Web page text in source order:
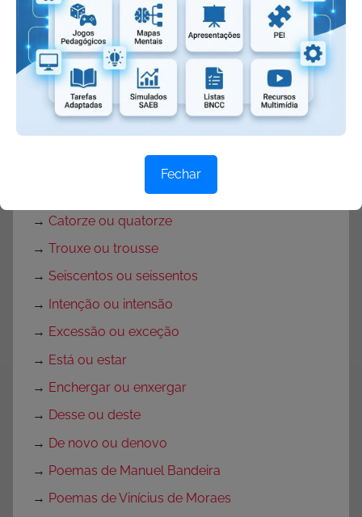
→ Lendas
→Adivinhas
→Adivinhações em versos
Parlendas
→O que é parlenda
Xingar ou chingar
→ Catorze ou quatorze
→ Trouxe ou trousse
→ Seiscentos ou seissentos
→ Intenção ou intensão
→ Excessão ou exceção
→ Está ou estar
→ Enchergar ou enxergar
→ Desse ou deste
→ De novo ou denovo
→ Poemas de Manuel Bandeira
→ Poemas de Vinícius de Moraes
Fechar